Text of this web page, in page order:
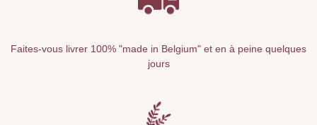
Faites-vous livrer 100% "made in Belgium" et en à peine quelques
jours